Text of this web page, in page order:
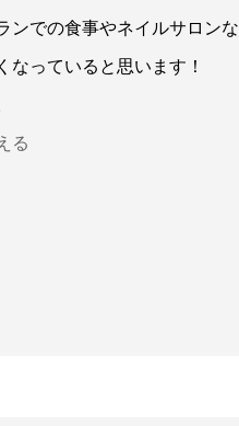
ンでの食事やネイルサロンな
っていると思います！
る